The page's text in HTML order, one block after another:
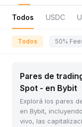
Todos USDC
Todos 50%
Pares de
Spot - en Bybit
Explorá los pares
en Bybit,
vivo, las